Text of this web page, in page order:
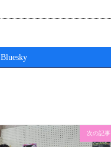
Bluesky
次の記事